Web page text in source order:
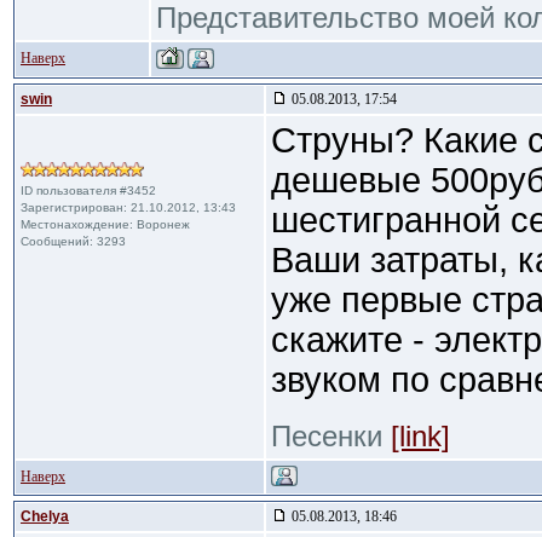
Представительство моей
Наверх
swin 05.08.2013, 17:54
ID пользователя #3452
Зарегистрирован: 21.10.2012, 13:43
Местонахождение: Воронеж
Сообщений: 3293
Струны? Какие
дешевые
шестигранной
Ваши затраты,
уже первые
скажите -
звуком по
Песенки [link]
Наверх
Сhelya 05.08.2013, 18:46